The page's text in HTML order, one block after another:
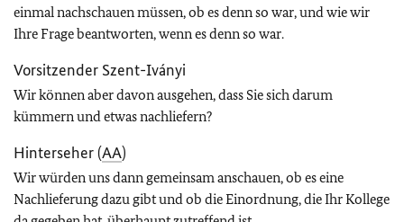
einmal nachschauen müssen, ob es denn so war, und wie wir
Ihre Frage beantworten, wenn es denn so war.
Vorsitzender Szent-Iványi
Wir können aber davon ausgehen, dass Sie sich darum
kümmern und etwas nachliefern?
Hinterseher (AA)
Wir würden uns dann gemeinsam anschauen, ob es eine
Nachlieferung dazu gibt und ob die Einordnung, die Ihr Kollege